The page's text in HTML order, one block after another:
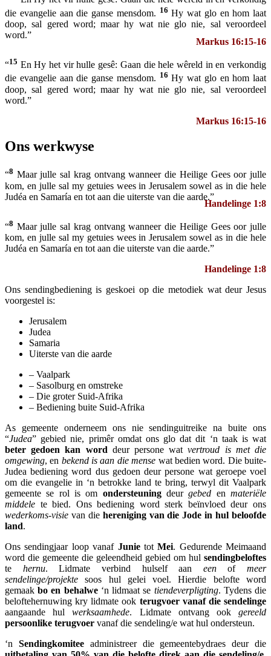
die evangelie aan die ganse mensdom. 16 Hy wat glo en hom laat
doop, sal gered word; maar hy wat nie glo nie, sal veroordeel
word.”
Markus 16:15-16
“15 En Hy het vir hulle gesê: Gaan die hele wêreld in en verkondig
die evangelie aan die ganse mensdom. 16 Hy wat glo en hom laat
doop, sal gered word; maar hy wat nie glo nie, sal veroordeel
word.”
Markus 16:15-16
Ons werkwyse
“8 Maar julle sal krag ontvang wanneer die Heilige Gees oor julle
kom, en julle sal my getuies wees in Jerusalem sowel as in die hele
Judéa en Samaría en tot aan die uiterste van die aarde.”
Handelinge 1:8
“8 Maar julle sal krag ontvang wanneer die Heilige Gees oor julle
kom, en julle sal my getuies wees in Jerusalem sowel as in die hele
Judéa en Samaría en tot aan die uiterste van die aarde.”
Handelinge 1:8
Ons sendingbediening is geskoei op die metodiek wat deur Jesus
voorgestel is:
Jerusalem
Judea
Samaria
Uiterste van die aarde
– Vaalpark
– Sasolburg en omstreke
– Die groter Suid-Afrika
– Bediening buite Suid-Afrika
As gemeente onderneem ons nie sendinguitreike na buite ons
“Judea” gebied nie, primêr omdat ons glo dat dit ‘n taak is wat
beter gedoen kan word deur persone watvertroud is met die
omgewing, en bekend is aan die mense wat bedien word. Die buite-
Judea bediening word dus gedoen deur persone wat geroepe voel
om die evangelie in ‘n betrokke land te bring, terwyl dit Vaalpark
gemeente se rol is om ondersteuningdeurgebed enmateriële
middele te bied. Ons bediening word sterk beïnvloed deur ons
wederkoms-visie van die hereniging van die Jode in hul beloofde
land.
Ons sendingjaar loop vanaf JunietotMei. Gedurende Meimaand
word die gemeente die geleendheid gebied om hul sendingbeloftes
te hernu. Lidmate verbind hulself aan eenof meer
sendelinge/projekte soos hul gelei voel. Hierdie belofte word
gemaakbo en behalwe‘n lidmaat se tiendeverpligting. Tydens die
beloftehernuwing kry lidmate ook terugvoer vanaf die sendelinge
aangaande hulwerksaamhede. Lidmate ontvang ookgereeld
persoonlike terugvoer vanaf die sendeling/e wat hul ondersteun.
‘n Sendingkomiteeadministreer die gemeentebydraes deur die